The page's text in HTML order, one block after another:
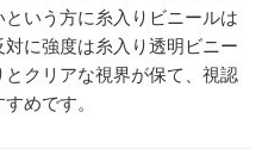
いう方に糸入りビニールは
に強度は糸入り透明ビニー
クリアな視界が保て、視認
めです。